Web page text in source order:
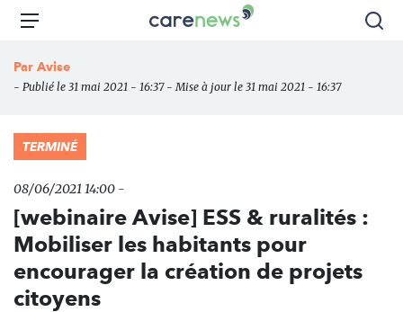
Aller
principal
Carenews,
des
Menu
Par Avise
- Publié le 31 mai 2021 - 16:37 - Mise à jour le 31 mai 2021 - 16:37
TERMINÉ
08/06/2021 14:00 -
[webinaire Avise] ESS & ruralités :
Mobiliser les habitants pour
encourager la création de projets
citoyens